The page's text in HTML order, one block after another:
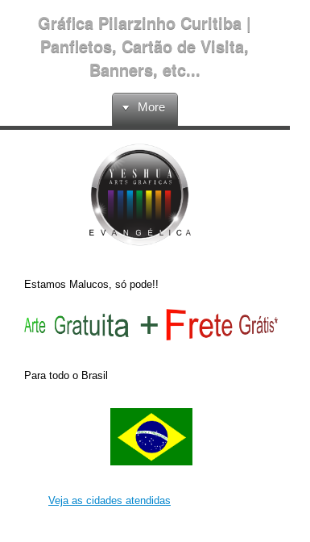
Gráfica Pilarzinho Curitiba |
Panfletos, Cartão de Visita,
Banners, etc...
More
Estamos Malucos, só pode!!
Para todo o Brasil
Veja as cidades atendidas